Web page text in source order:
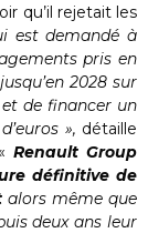
qu’il rejetait les
est demandé à
pris en
2028 sur
de financer un
», détaille
Renault Group
définitive de
alors même que
deux ans leur